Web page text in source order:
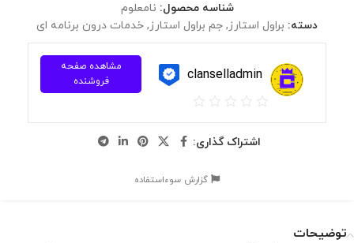
شناسه محصول: نامعلوم
دسته: براول استارز, جم براول استارز, خدمات درون برنامه ای
clanselladmin
مشاهده صفحه
فروشنده
اشتراک گذاری:
گزارش سوءاستفاده
توضیحات